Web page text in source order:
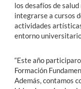
los desafíos de
integrarse a cursos
actividades
entorno
“Este año
Formación
Además, contamos